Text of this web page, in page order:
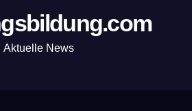
Aktuelle News